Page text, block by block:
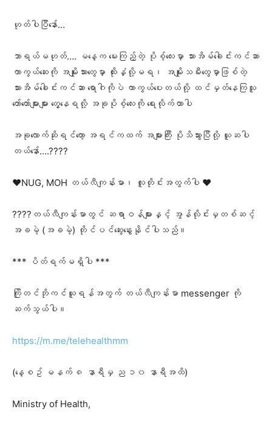
ဟုတ်ပါပြီနော်…
ဘာရယ်မဟုတ်…. မနေ့က မေးကြည့်တဲ့ ပိုစ့်လေးမှာ သားအိမ်ခေါင်းကင်ဆာ
ကာကွယ်ဆေးကို အမျိုးသားတွေမှာ ထိုးနှံလို့မရ၊ အမျိုးသမီးတွေမှာဖြစ်တဲ့
သားအိမ်ခေါင်းကင်ဆာ ရောဂါကိုပဲ ကာကွယ်ပေးတယ်လို့ ထင်မှတ်နေကြသူ
တော်တော်များများ တွေ့နေရလို့ အခုပိုစ့်လေးကို ရေးလိုက်တာပါ
အခုလောက်ဆိုရင်တော့ အရင်ကထက် အများကြီး ပိုသိသွားပြီလို့ ယူဆပါ
တယ်နော်….????
❤️NUG, MOH တယ်လီကျန်းမာ၊ လူတိုင်းအတွက်ပါ ❤️
????တယ်လီကျန်းမာတွင် ဆရာဝန်များနှင့် အွန်လိုင်းမှတစ်ဆင့်
အခမဲ့ (အခမဲ့) တိုင်ပင်ဆွေးနွေးနိုင်ပါသည်။
*** ပိတ်ရက်မရှိပါ ***
ကြိုတင်ဘိုကင်ယူရန်အတွက် တယ်လီကျန်းမာ messenger ကို
ဆက်သွယ်ပါ။
https://m.me/telehealthmm
(နေ့စဥ် မနက် ၈ နာရီမှ ည ၁၀ နာရီအထိ)
Ministry of Health,